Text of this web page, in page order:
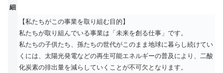
細
【私たちがこの事業を取り組む目的】
私たちが取り組んでいる事業は「未来を創る仕事」です。
私たちの子供たち、孫たちの世代がこのまま地球に暮らし続けてい
くには、太陽光発電などの再生可能エネルギーの普及により、二酸
化炭素の排出量を減らしていくことが不可欠となります。